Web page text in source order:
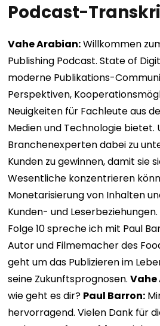
Podcast-
Vahe Arabian:Willkommen
Publishing Podcast. State of
moderne Publikations-
Perspektiven,
Neuigkeiten für Fachleute aus
Medien und Technologie bietet.
Branchenexperten dabei zu
Kunden zu gewinnen, damit sie
Wesentliche konzentrieren
Monetarisierung von Inhalten
Kunden- und Leserbeziehungen.
Folge 10 spreche ich mit Paul
Autor und Filmemacher des
geht um das Publizieren im
seine Zukunftsprognosen.Vahe
wie geht es dir? Paul Barron:
hervorragend. Vielen Dank für